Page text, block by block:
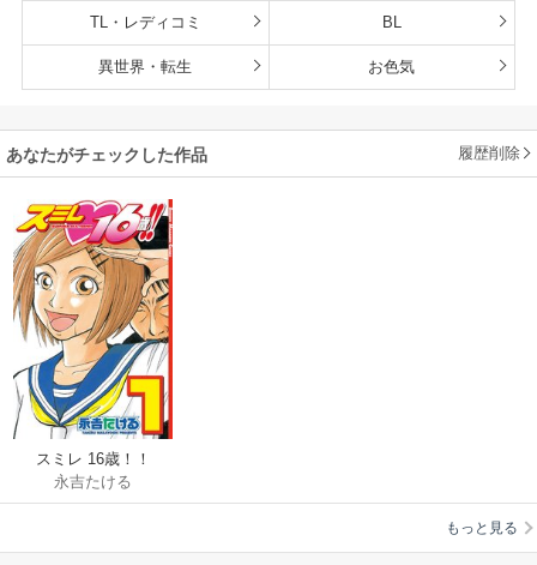
TL・レディコミ BL
異世界・転生 お色気
あなたがチェックした作品 履歴削除
スミレ 16歳！！
永吉たける
もっと見る